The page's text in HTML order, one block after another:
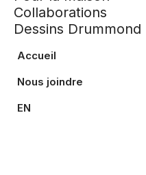
Collaborations
Dessins Drummond
Accueil
Nous joindre
EN